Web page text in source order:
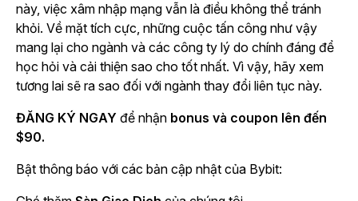
này, việc xâm nhập mạng vẫn là điều không thể tránh
khỏi. Về mặt tích cực, những cuộc tấn công như vậy
mang lại cho ngành và các công ty lý do chính đáng để
học hỏi và cải thiện sao cho tốt nhất. Vì vậy, hãy xem
tương lai sẽ ra sao đối với ngành thay đổi liên tục này.
ĐĂNG KÝ NGAY để nhận bonus và coupon lên đến
$90.
Bật thông báo với các bản cập nhật của Bybit: